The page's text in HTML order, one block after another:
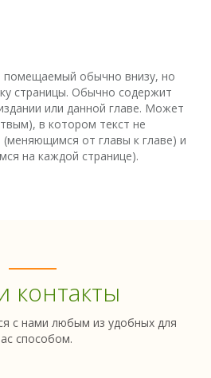
помещаемый обычно внизу, но
страницы. Обычно содержит
или данной главе. Может
в котором текст не
от главы к главе) и
на каждой странице).
контакты
с нами любым из удобных для
способом.